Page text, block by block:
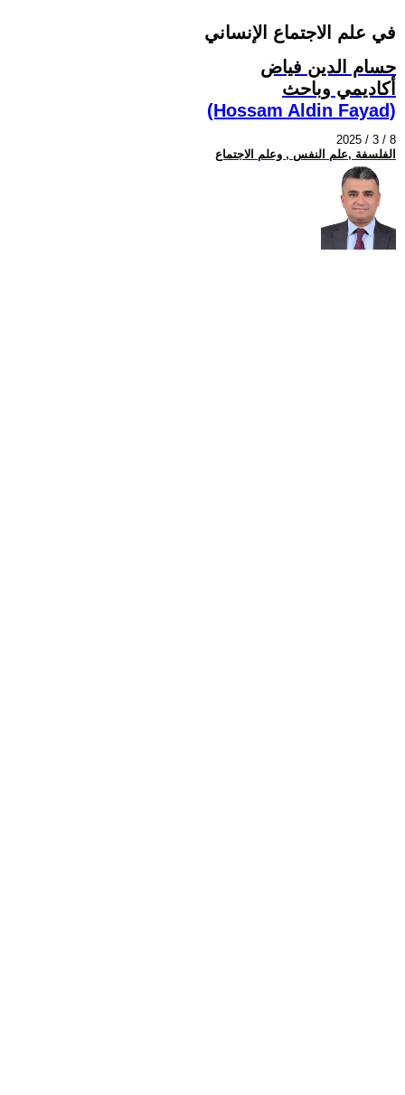
في علم الاجتماع الإنساني
حسام الدين فياض
أكاديمي وباحث
(Hossam Aldin Fayad)
2025 / 3 / 8
الفلسفة ,علم النفس , وعلم الاجتماع